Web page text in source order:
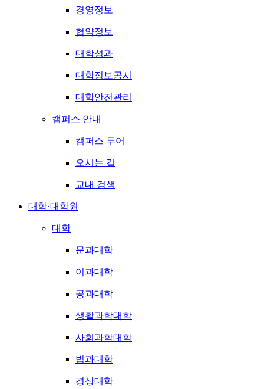
경영정보
협약정보
대학성과
대학정보공시
대학안전관리
캠퍼스 안내
캠퍼스 투어
오시는 길
교내 검색
대학·대학원
대학
문과대학
이과대학
공과대학
생활과학대학
사회과학대학
법과대학
경상대학